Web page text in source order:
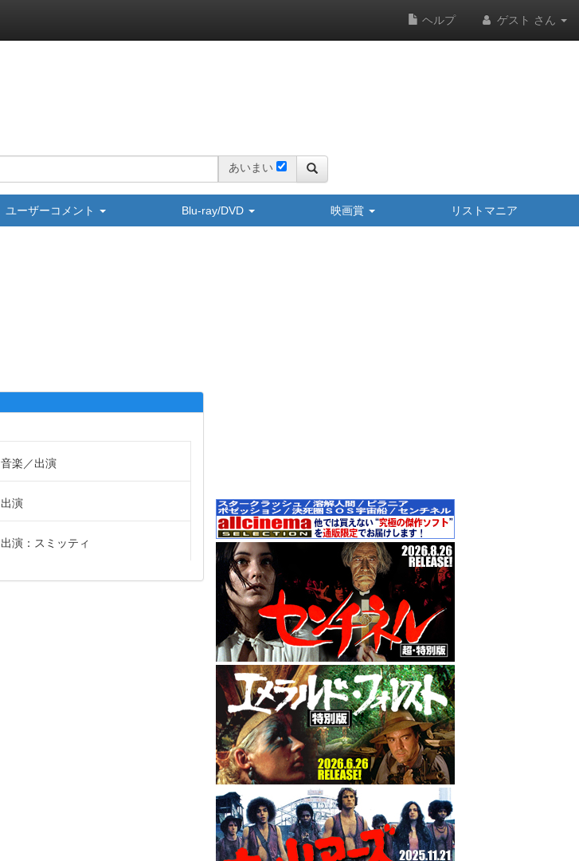
ヘルプ ゲスト さん
あいまい
ユーザーコメント Blu-ray/DVD 映画賞 リストマニア
音楽 出演
出演
出演：スミッティ